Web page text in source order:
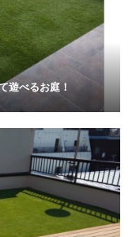
遊べるお庭！